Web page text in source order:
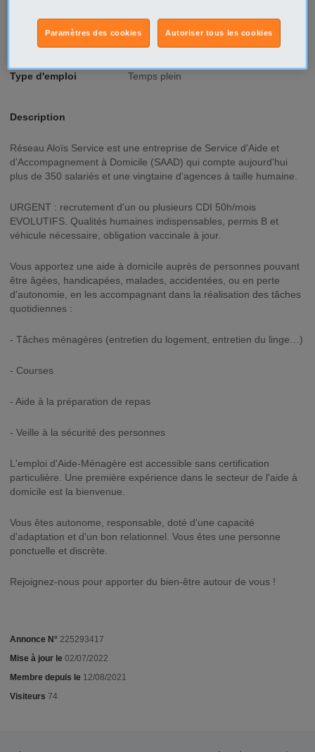
Fonction Santé - Social
Type de contrat CDI
Type d'emploi Temps plein
Description
Réseau Aloïs Service est une entreprise de Service d'Aide et
d'Accompagnement à Domicile (SAAD) qui compte aujourd'hui
plus de 350 salariés et une vingtaine d'agences à taille humaine.
URGENT : recrutement d'un ou plusieurs CDI 50h/mois
EVOLUTIFS. Qualités humaines indispensables, permis B et
véhicule nécessaire, obligation vaccinale à jour.
Vous apportez une aide à domicile auprès de personnes pouvant
être âgées, handicapées, malades, accidentées, ou en perte
d'autonomie, en les accompagnant dans la réalisation des tâches
quotidiennes :
- Tâches ménagères (entretien du logement, entretien du linge…)
- Courses
- Aide à la préparation de repas
- Veille à la sécurité des personnes
L'emploi d'Aide-Ménagère est accessible sans certification
particulière. Une première expérience dans le secteur de l'aide à
domicile est la bienvenue.
Vous êtes autonome, responsable, doté d'une capacité
d'adaptation et d'un bon relationnel. Vous êtes une personne
ponctuelle et discrète.
Rejoignez-nous pour apporter du bien-être autour de vous !
Annonce N° 225293417
Mise à jour le 02/07/2022
Membre depuis le 12/08/2021
Visiteurs 74
Autoriser tous les cookies
Paramètres des cookies